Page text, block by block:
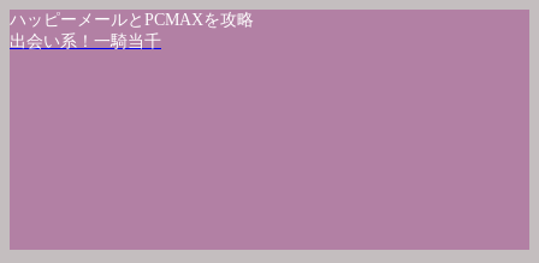
ハッピーメールとPCMAXを攻略
出会い系！一騎当千